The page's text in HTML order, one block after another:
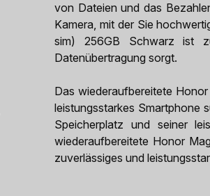
von Dateien und das
Kamera, mit der Sie
sim) 256GB Schwarz ist
Datenübertragung sorgt.
Das wiederaufbereitete
leistungsstarkes Smartphone
Speicherplatz und seiner
wiederaufbereitete Honor
zuverlässiges und